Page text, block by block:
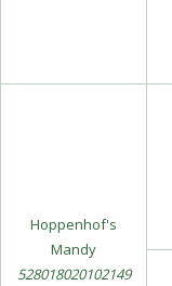
Hoppenhof's
Mandy
528018020102149